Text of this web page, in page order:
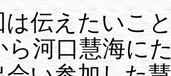
伝えたいこ
ら河口慧海に